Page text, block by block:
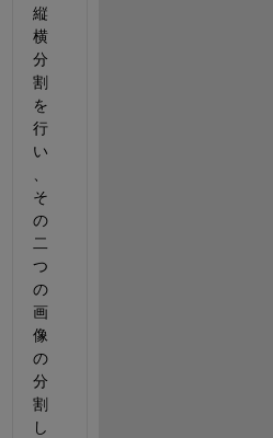
縦
横
分
割
を
行
い
そ
の
二
つ
の
画
像
の
分
割
し